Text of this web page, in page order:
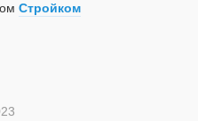
Стройком